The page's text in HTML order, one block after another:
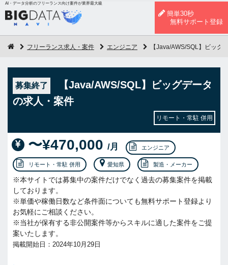
AI・データ分析のフリーランス向け案件が業界最大級
簡単30秒
無料サポート登録
フリーランス求人・案件 エンジニア 【Java/AWS/SQL】ビッグ
募集終了
【Java/AWS/SQL】ビッグデータ
の求人・案件
リモート・常駐 併用
〜¥470,000 /月 エンジニア
リモート・常駐 併用 愛知県 製造・メーカー
※本サイトでは募集中の案件だけでなく過去の募集案件を掲載
しております。
※単価や稼働日数など条件面についても無料サポート登録より
お気軽にご相談ください。
※当社が保有する非公開案件等からスキルに適した案件をご提
案いたします。
掲載開始日：2024年10月29日